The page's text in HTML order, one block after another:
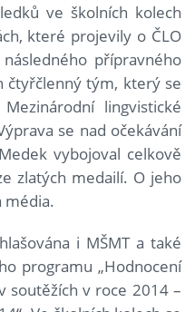
ve školních kolech
které projevily o ČLO
přípravného
čtyřčlenný tým, který se
lingvistické
se nad očekávání
vybojoval celkově
zlatých medailí. O jeho
média.
i MŠMT a také
programu „Hodnocení
soutěžích v roce 2014 –